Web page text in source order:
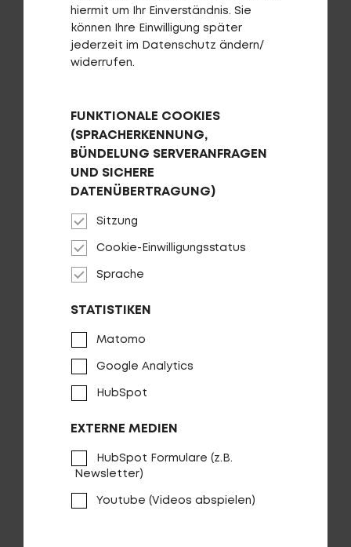
Numinis R2000 EQ
hiermit um Ihr Einverständnis. Sie
können Ihre Einwilligung später
jederzeit im Datenschutz ändern/
widerrufen.
FUNKTIONALE COOKIES
(SPRACHERKENNUNG,
BÜNDELUNG SERVERANFRAGEN
UND SICHERE
DATENÜBERTRAGUNG)
Sitzung
Cookie-Einwilligungsstatus
Sprache
STATISTIKEN
Matomo
Google Analytics
HubSpot
EXTERNE MEDIEN
HubSpot Formulare (z.B.
Newsletter)
Youtube (Videos abspielen)